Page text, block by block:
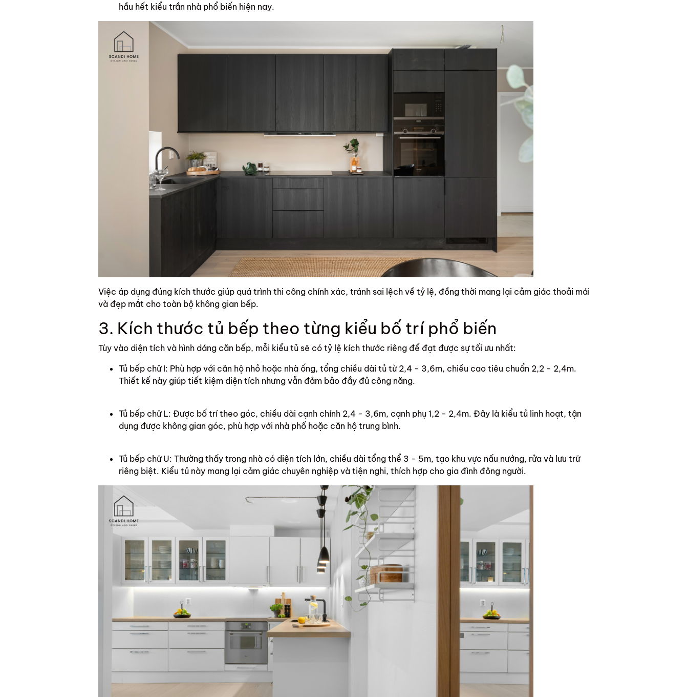
hầu hết kiểu trần nhà phổ biến hiện nay.
Việc áp dụng đúng kích thước giúp quá trình thi công chính xác, tránh sai lệch về tỷ lệ, đồng thời mang lại cảm giác thoải mái
và đẹp mắt cho toàn bộ không gian bếp.
3. Kích thước tủ bếp theo từng kiểu bố trí phổ biến
Tùy vào diện tích và hình dáng căn bếp, mỗi kiểu tủ sẽ có tỷ lệ kích thước riêng để đạt được sự tối ưu nhất:
Tủ bếp chữ I: Phù hợp với căn hộ nhỏ hoặc nhà ống, tổng chiều dài tủ từ 2,4 - 3,6m, chiều cao tiêu chuẩn 2,2 - 2,4m.
Thiết kế này giúp tiết kiệm diện tích nhưng vẫn đảm bảo đầy đủ công năng.
Tủ bếp chữ L: Được bố trí theo góc, chiều dài cạnh chính 2,4 - 3,6m, cạnh phụ 1,2 - 2,4m. Đây là kiểu tủ linh hoạt, tận
dụng được không gian góc, phù hợp với nhà phố hoặc căn hộ trung bình.
Tủ bếp chữ U: Thường thấy trong nhà có diện tích lớn, chiều dài tổng thể 3 - 5m, tạo khu vực nấu nướng, rửa và lưu trữ
riêng biệt. Kiểu tủ này mang lại cảm giác chuyên nghiệp và tiện nghi, thích hợp cho gia đình đông người.